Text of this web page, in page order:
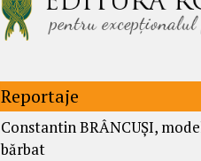
Reportaje
Constantin BRÂNCUȘI,
bărbat